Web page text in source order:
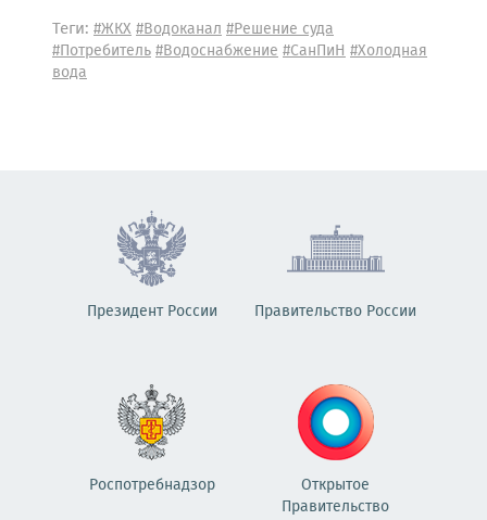
Теги: #ЖКХ#Водоканал#Решение суда
#Потребитель#Водоснабжение#СанПиН#Холодная
вода
Президент России Правительство России
Роспотребнадзор
Открытое
Правительство